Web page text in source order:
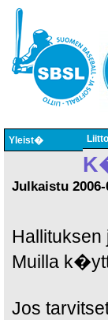
Yleist� Liitto
Julkaistu 2006-
Muilla
Jos